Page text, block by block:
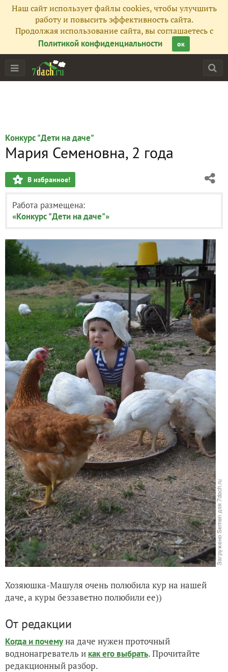
Наш сайт использует файлы cookies, чтобы улучшить
работу и повысить эффективность сайта.
Продолжая использование сайта, вы соглашаетесь с
Политикой конфиденциальности
ок
Конкурс "Дети на даче"
Мария Семеновна, 2 года
В избранное!
Работа размещена:
«Конкурс "Дети на даче"»
Хозяюшка-Машуля очень полюбила кур на нашей
даче, а куры беззаветно полюбили ее))
От редакции
Когда и почемуна даче нужен проточный
воднонагреватель и как его выбрать. Прочитайте
редакционный разбор.